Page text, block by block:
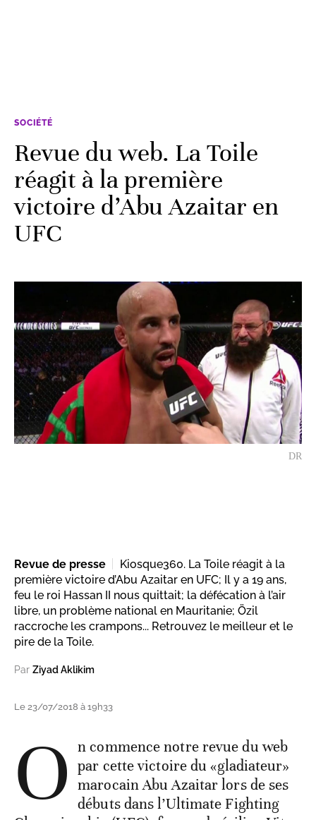
SOCIÉTÉ
Revue du web. La Toile
réagit à la première
victoire d’Abu Azaitar en
UFC
DR
Revue de presse
Kiosque360. La Toile réagit à la
première victoire d’Abu Azaitar en UFC; Il y a 19 ans,
feu le roi Hassan II nous quittait; la défécation à l’air
libre, un problème national en Mauritanie; Özil
raccroche les crampons... Retrouvez le meilleur et le
pire de la Toile.
Par Ziyad Aklikim
Le 23/07/2018 à 19h33
O n commence notre revue du web
par cette victoire du «gladiateur»
marocain Abu Azaitar lors de ses
débuts dans l’Ultimate Fighting